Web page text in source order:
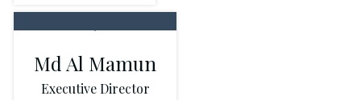
Md Al Mamun
Executive Director